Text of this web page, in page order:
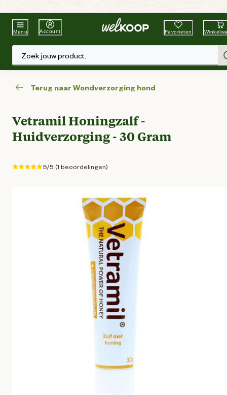
Beste WinkelketenTuin & Dier
Menu Account Favorieten
Zoek jouw product.
Terug naar Wondverzorging hond
Vetramil Honingzalf -
Huidverzorging - 30 Gram
5/5 (1 beoordelingen)